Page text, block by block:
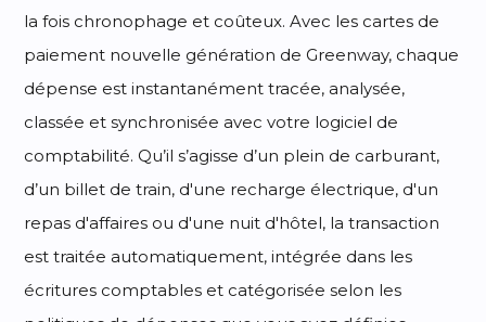
la fois chronophage et coûteux. Avec les cartes de
paiement nouvelle génération de Greenway, chaque
dépense est instantanément tracée, analysée,
classée et synchronisée avec votre logiciel de
comptabilité. Qu’il s’agisse d’un plein de carburant,
d’un billet de train, d'une recharge électrique, d'un
repas d'affaires ou d'une nuit d'hôtel, la transaction
est traitée automatiquement, intégrée dans les
écritures comptables et catégorisée selon les